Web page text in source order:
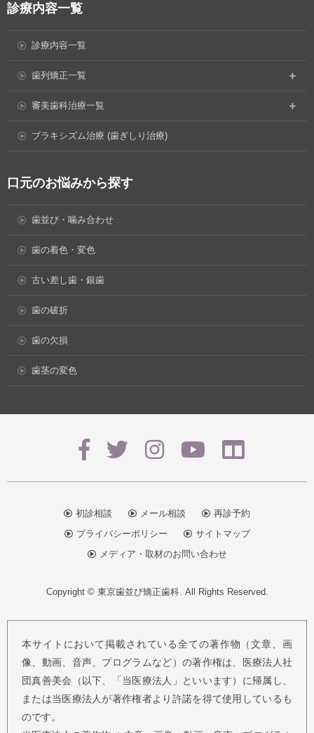
診療内容一覧
診療内容一覧
歯列矯正一覧
審美歯科治療一覧
ブラキシズム治療 (歯ぎしり治療)
口元のお悩みから探す
歯並び・噛み合わせ
歯の着色・変色
古い差し歯・銀歯
歯の破折
歯の欠損
歯茎の変色
初診相談 メール相談
再診予約
プライバシーポリシー
サイトマップ
メディア・取材のお問い合わせ
Copyright © 東京歯並び矯正歯科. All Rights Reserved.
本サイトにおいて掲載されている全ての著作物（文章、画
像、動画、音声、プログラムなど）の著作権は、医療法人社
団真善美会（以下、「当医療法人」といいます）に帰属し、
または当医療法人が著作権者より許諾を得て使用しているも
のです。